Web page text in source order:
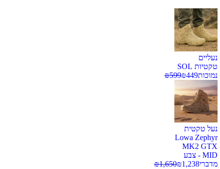
נעליים
טקטיות SOL
נמוכות
₪449
₪599
נעל טקטית
Lowa Zephyr
MK2 GTX
MID - צבע
מדברי
₪1,238
₪1,650